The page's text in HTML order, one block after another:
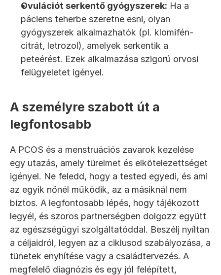
Ovulációt serkentő gyógyszerek: Ha a
páciens teherbe szeretne esni, olyan
gyógyszerek alkalmazhatók (pl. klomifén-
citrát, letrozol), amelyek serkentik a
peteérést. Ezek alkalmazása szigorú orvosi
felügyeletet igényel.
A személyre szabott út a
legfontosabb
A PCOS és a menstruációs zavarok kezelése
egy utazás, amely türelmet és elkötelezettséget
igényel. Ne feledd, hogy a tested egyedi, és ami
az egyik nőnél működik, az a másiknál nem
biztos. A legfontosabb lépés, hogy tájékozott
legyél, és szoros partnerségben dolgozz együtt
az egészségügyi szolgáltatóddal. Beszélj nyíltan
a céljaidról, legyen az a ciklusod szabályozása, a
tünetek enyhítése vagy a családtervezés. A
megfelelő diagnózis és egy jól felépített,